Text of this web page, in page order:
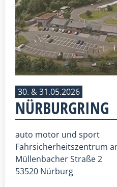
30. & 31.05.2026
NÜRBURGRING
auto motor und sport
Fahrsicherheitszentrum
Müllenbacher Straße 2
53520 Nürburg